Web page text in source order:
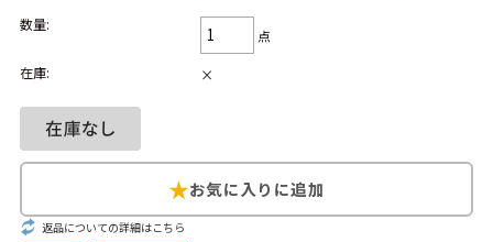
映画 ミリタリー
大きいサイズ
Search by Brandブランドから探す
ラルフ ローレン ザ・ノース・フェ
数量:
点
在庫:
×
返品についての詳細はこちら